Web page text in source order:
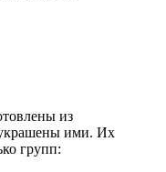
из
ими. Их
групп: